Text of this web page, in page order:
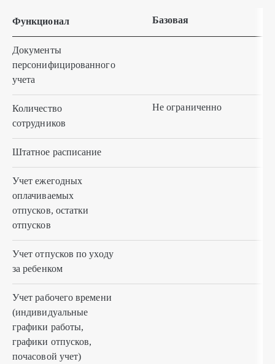
Функционал Базовая
Документы
персонифицированного
учета
Количество
сотрудников
Не ограниченно
Штатное расписание
Учет ежегодных
оплачиваемых
отпусков, остатки
отпусков
Учет отпусков по уходу
за ребенком
Учет рабочего времени
(индивидуальные
графики работы,
графики отпусков,
почасовой учет)